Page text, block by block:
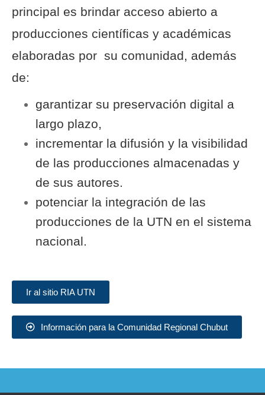
principal es brindar acceso abierto a
producciones científicas y académicas
elaboradas por su comunidad, además
de:
garantizar su preservación digital a
largo plazo,
incrementar la difusión y la visibilidad
de las producciones almacenadas y
de sus autores.
potenciar la integración de las
producciones de la UTN en el sistema
nacional.
Ir al sitio RIA UTN
Información para la Comunidad Regional Chubut